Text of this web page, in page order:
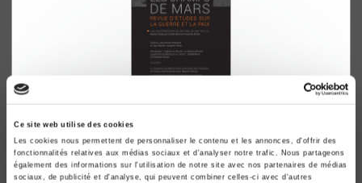
Ce site web utilise des cookies
Les cookies nous permettent de personnaliser le contenu et les annonces, d'offrir des
fonctionnalités relatives aux médias sociaux et d'analyser notre trafic. Nous partageons
également des informations sur l'utilisation de notre site avec nos partenaires de médias
sociaux, de publicité et d'analyse, qui peuvent combiner celles-ci avec d'autres
Les Champs de Mars 32
Les coopérations de défense au XXIe siècle
Camille Morel, Friederike Richter